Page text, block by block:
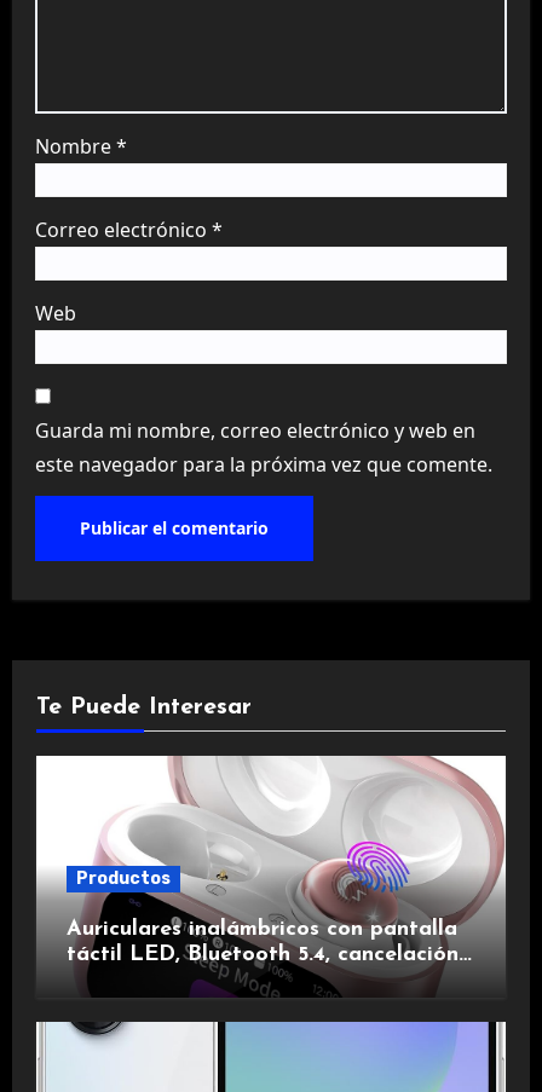
Nombre*
Correo electrónico *
Web
Guarda mi nombre, correo electrónico y web en
este navegador para la próxima vez que comente.
Te Puede Interesar
Productos
Auriculares inalámbricos con pantalla
táctil LED, Bluetooth 5.4, cancelación
de ruido, impermeables y de larga